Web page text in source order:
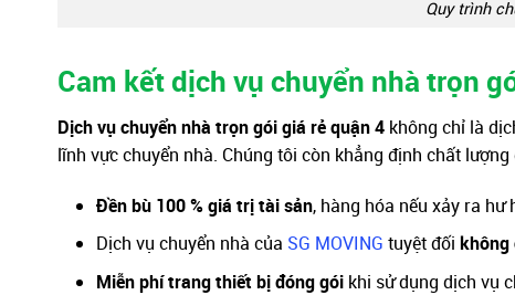
Quy trình
Cam kết dịch vụ chuyển nhà trọn
Dịch vụ chuyển nhà trọn gói giá rẻ quận 4 không chỉ là
lĩnh vực chuyển nhà. Chúng tôi còn khẳng định chất
Đền bù 100 % giá trị tài sản, hàng hóa nếu xảy ra
Dịch vụ chuyển nhà của SG MOVING tuyệt đối không
Miễn phí trang thiết bị đóng gói khi sử dụng dịch vụ